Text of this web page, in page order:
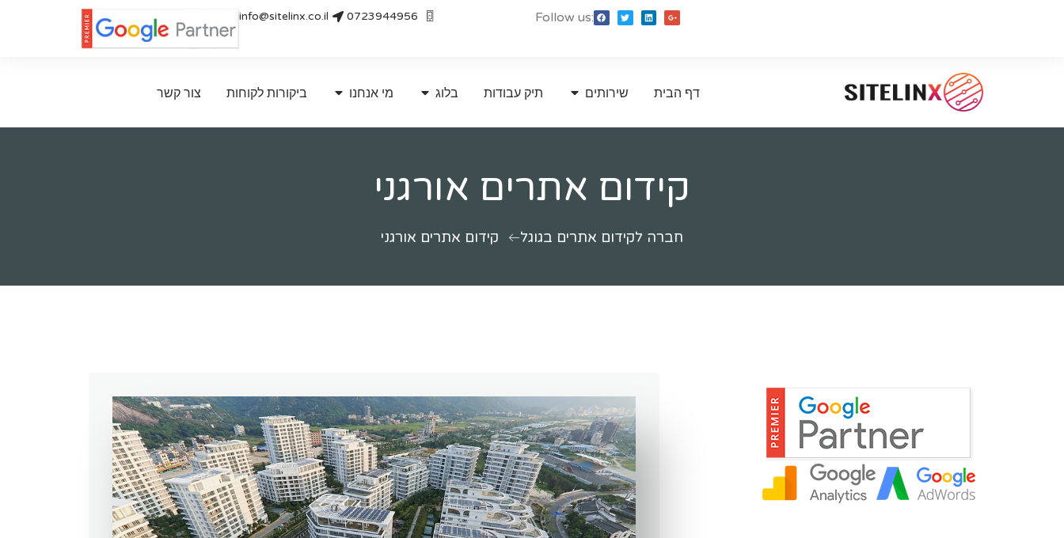
0723944956
info@sitelinx.co.il Follow us:
דף הבית שירותים תיק עבודות בלוג מי אנחנו ביקורות לקוחות צור קשר
קידום אתרים אורגני
חברה לקידום אתרים בגוגל קידום אתרים אורגני